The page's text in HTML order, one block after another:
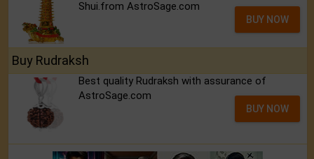
Shui.from AstroSage.com
BUY NOW
Buy Rudraksh
Best quality Rudraksh with assurance of
AstroSage.com
BUY NOW